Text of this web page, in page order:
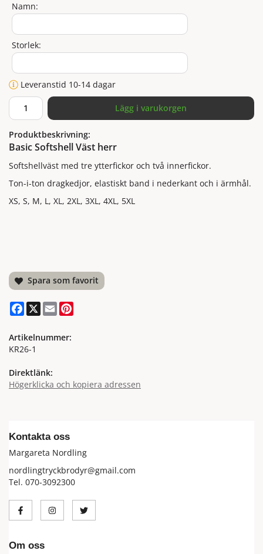
Namn:
Storlek:
Leveranstid 10-14 dagar
Lägg i varukorgen
Produktbeskrivning:
Basic Softshell Väst herr
Softshellväst med tre ytterfickor och två innerfickor.
Ton-i-ton dragkedjor, elastiskt band i nederkant och i ärmhål.
XS, S, M, L, XL, 2XL, 3XL, 4XL, 5XL
Spara som favorit
Facebook
X Email
Artikelnummer:
KR26-1
Direktlänk:
Högerklicka och kopiera adressen
Kontakta oss
Margareta Nordling
nordlingtryckbrodyr@gmail.com
Tel. 070-3092300
Om oss